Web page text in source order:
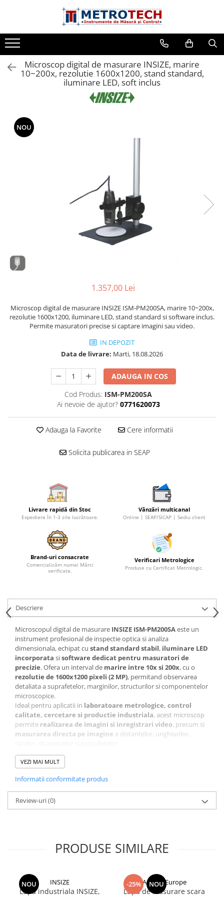
Toate Produsele
Sublere
Sublere digitale
Sublere mecanice
Sublere digitale de adancime
Sublere mecanice de adancime
Sublere cu cadran
Sublere mecanice de inaltime
Micrometre
Micrometre mecanice
Micrometre tubulare de interior
Micrometre de adancime
Micrometre mecanice de interior
Micrometre digitale de interior in
Micrometre pentru caneluri
Micrometre cu varfuri ascutite
Accesorii micrometre
Ceasuri comparatoare
Ceasuri comparatoare digitale
Ceasuri comparatoare mecanice
Ceasuri comparatoare digitale de
exterior
Ceasuri comparatoare digitale de
Truse de alezaj cu ceas
comparator
Ceasuri comparatoare digitale de
grosimi
Ceasuri comparatoare mecanice
de grosimi
Ceasuri comparatoare de
adancime
Ceasuri comparatoare cu levier
Accesorii pentru ceasuri
comparatoare
Termometre si higrometre
Umidometre
Analizoare optice
Microscop digital de masurare INSIZE, marire
10~200x, rezolutie 1600x1200, stand standard,
iluminare LED, soft inclus
NOU
1.357,00 Lei
Microscop digital de masurare INSIZE ISM-PM200SA, marire 10~200x,
rezolutie 1600x1200, iluminare LED, stand standard si software inclus.
Permite masuratori precise si captare imagini sau video.
IN DEPOZIT
Data de livrare: Marti, 18.08.2026
ADAUGA IN COS
Cod Produs: ISM-PM200SA
Ai nevoie de ajutor? 0771620073
Adauga la Favorite Cere informatii
Solicita publicarea in SEAP
Livrare rapidă din Stoc
Expediere în 1-3 zile lucrătoare.
Vânzări multicanal
Online | SEAP/SICAP | Sediu client
Brand-uri consacrate
Comercializăm numai Mărci
verificate.
Verificari Metrologice
Produse cu Certificat Metrologic.
Descriere
Microscopul digital de masurare INSIZE ISM-PM200SAeste un
instrument profesional de inspectie optica si analiza
dimensionala, echipat cu stand standard stabil, iluminare LED
incorporata sisoftware dedicat pentru masuratori de
precizie. Ofera un interval de marire intre 10x si 200x, cu o
rezolutie de 1600x1200 pixeli (2 MP), permitand observarea
detaliata a suprafetelor, marginilor, structurilor si componentelor
microscopice.
Ideal pentru aplicatii in laboratoare metrologice, control
calitate, cercetare si productie industriala, acest microscop
permite realizarea de imagini si inregistrari video, precum si
masurarea directa pe imagine a distantelor, unghiurilor,
Specificatii tehnice:
Marire: 10~200x
VEZI MAI MULT
Informatii conformitate produs
Review-uri(0)
PRODUSE SIMILARE
NOU INSIZE
Lupa industriala INSIZE,
-25% NOU
ACCUD Europe
Lupa de masurare scara